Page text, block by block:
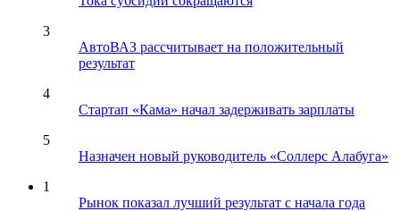
3
АвтоВАЗ рассчитывает на положительный
результат
4
Стартап «Кама» начал задерживать зарплаты
5
Назначен новый руководитель «Соллерс Алабуга»
1
Рынок показал лучший результат с начала года